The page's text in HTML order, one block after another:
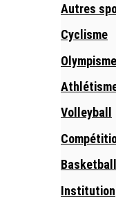
Autres
Cyclisme
Olympisme
Volleyball
Basketball
Institution